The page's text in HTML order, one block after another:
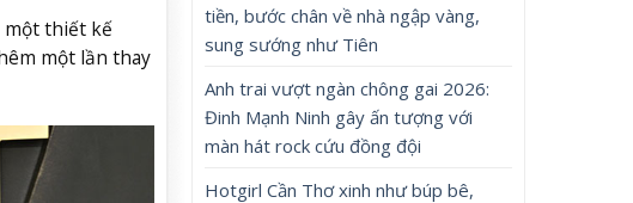
một thiết kế
một lần thay
tiền, bước chân về nhà ngập vàng,
sung sướng như Tiên
Anh trai vượt ngàn chông gai 2026:
Đinh Mạnh Ninh gây ấn tượng với
màn hát rock cứu đồng đội
Hotgirl Cần Thơ xinh như búp bê,